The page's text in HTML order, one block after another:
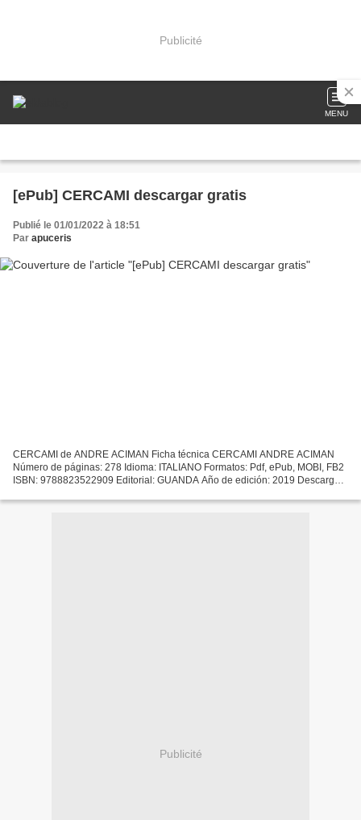
Publicité
MENU
[ePub] CERCAMI descargar gratis
Publié le 01/01/2022 à 18:51
Par apuceris
CERCAMI de ANDRE ACIMAN Ficha técnica CERCAMI ANDRE ACIMAN
Número de páginas: 278 Idioma: ITALIANO Formatos: Pdf, ePub, MOBI, FB2
ISBN: 9788823522909 Editorial: GUANDA Año de edición: 2019 Descargar
Publicité